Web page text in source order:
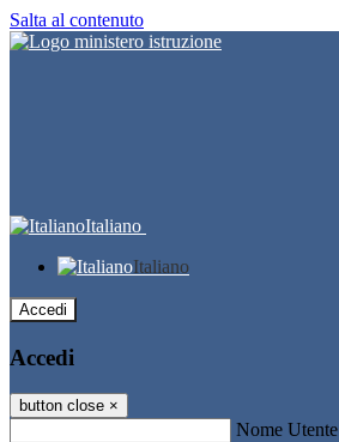
Salta al contenuto
Italiano
Italiano
Accedi
Accedi
button close ×
Nome Utente